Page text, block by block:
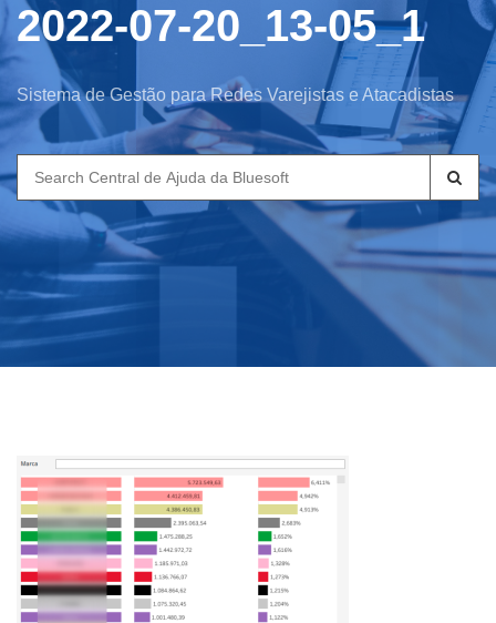
2022-07-20_13-05_1
Sistema de Gestão para Redes Varejistas e Atacadistas
Search
for: